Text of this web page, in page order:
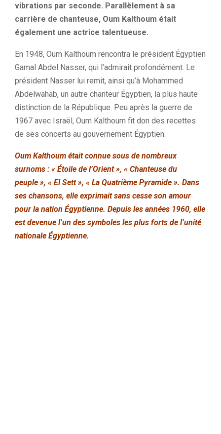
vibrations par seconde. Parallèlement à sa
carrière de chanteuse, Oum Kalthoum était
également une actrice talentueuse.
En 1948, Oum Kalthoum rencontra le président Égyptien
Gamal Abdel Nasser, qui l’admirait profondément. Le
président Nasser lui remit, ainsi qu’à Mohammed
Abdelwahab, un autre chanteur Égyptien, la plus haute
distinction de la République. Peu après la guerre de
1967 avec Israël, Oum Kalthoum fit don des recettes
de ses concerts au gouvernement Égyptien.
Oum Kalthoum était connue sous de nombreux
surnoms : « Étoile de l’Orient », « Chanteuse du
peuple », « El Sett », « La Quatrième Pyramide ». Dans
ses chansons, elle exprimait sans cesse son amour
pour la nation Égyptienne. Depuis les années 1960, elle
est devenue l’un des symboles les plus forts de l’unité
nationale Égyptienne.